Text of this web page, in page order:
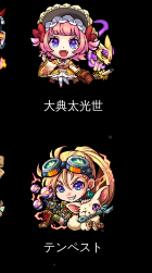
大典太光世
テンペスト